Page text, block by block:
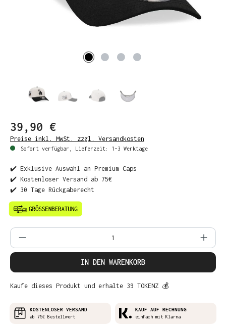
39,90 €
Preise inkl. MwSt. zzgl. Versandkosten
Sofort verfügbar, Lieferzeit: 1-3 Werktage
✔️ Exklusive Auswahl an Premium Caps
✔️ Kostenloser Versand ab 75€
✔️ 30 Tage Rückgaberecht
Produkt Anzahl: Gib den gewünschten
IN DEN WARENKORB
Kaufe dieses Produkt und erhalte 39 TOKENZ 💰
KOSTENLOSER VERSAND
ab 75€ Bestellwert
KAUF AUF RECHNUNG
einfach mit Klarna